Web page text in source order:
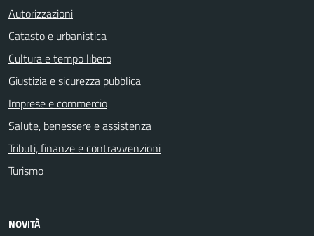
Autorizzazioni
Catasto e urbanistica
Cultura e tempo libero
Giustizia e sicurezza pubblica
Imprese e commercio
Salute, benessere e assistenza
Tributi, finanze e contravvenzioni
Turismo
NOVITÀ